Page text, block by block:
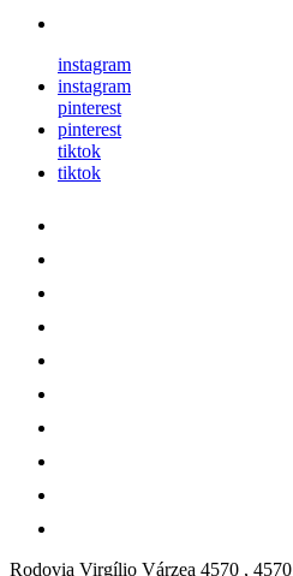
instagram
instagram
pinterest
pinterest
tiktok
tiktok
Rodovia Virgílio Várzea 4570 , 4570